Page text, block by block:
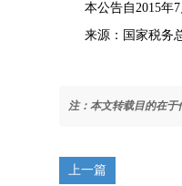
本公告自2015年7
来源：国家税务
注：本文转载目的在
上一篇